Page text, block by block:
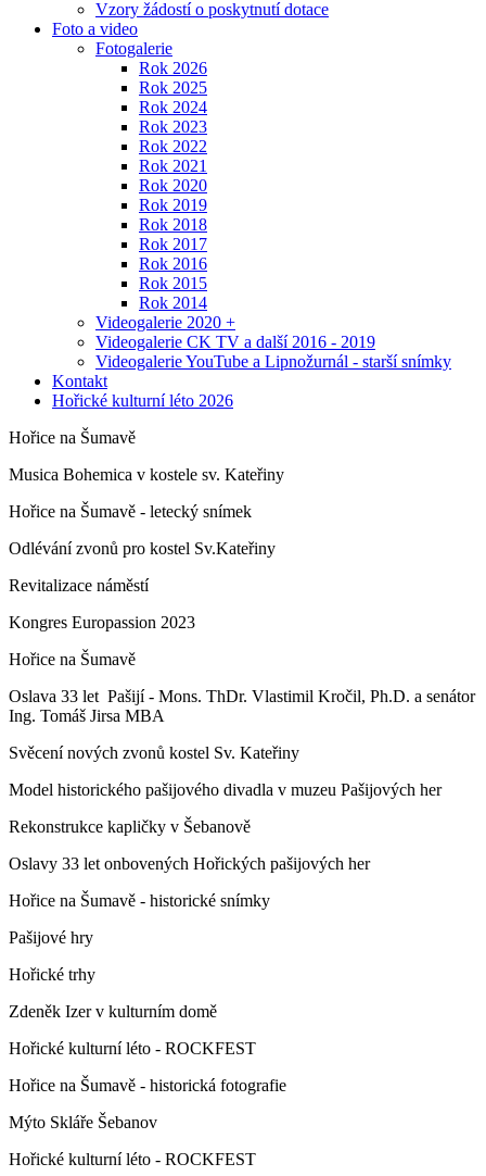
Vzory žádostí o poskytnutí dotace
Foto a video
Fotogalerie
Rok 2026
Rok 2025
Rok 2024
Rok 2023
Rok 2022
Rok 2021
Rok 2020
Rok 2019
Rok 2018
Rok 2017
Rok 2016
Rok 2015
Rok 2014
Videogalerie 2020 +
Videogalerie CK TV a další 2016 - 2019
Videogalerie YouTube a Lipnožurnál - starší snímky
Kontakt
Hořické kulturní léto 2026
Hořice na Šumavě
Musica Bohemica v kostele sv. Kateřiny
Hořice na Šumavě - letecký snímek
Odlévání zvonů pro kostel Sv.Kateřiny
Revitalizace náměstí
Kongres Europassion 2023
Hořice na Šumavě
Oslava 33 let Pašijí - Mons. ThDr. Vlastimil Kročil, Ph.D. a senátor
Ing. Tomáš Jirsa MBA
Svěcení nových zvonů kostel Sv. Kateřiny
Model historického pašijového divadla v muzeu Pašijových her
Rekonstrukce kapličky v Šebanově
Oslavy 33 let onbovených Hořických pašijových her
Hořice na Šumavě - historické snímky
Pašijové hry
Hořické trhy
Zdeněk Izer v kulturním domě
Hořické kulturní léto - ROCKFEST
Hořice na Šumavě - historická fotografie
Mýto Skláře Šebanov
Hořické kulturní léto - ROCKFEST